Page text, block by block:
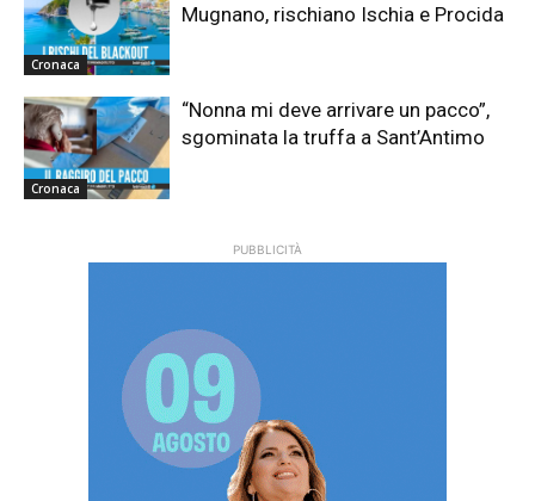
Cronaca
Mugnano, rischiano Ischia e Procida
Cronaca
“Nonna mi deve arrivare un pacco”,
sgominata la truffa a Sant’Antimo
PUBBLICITÀ